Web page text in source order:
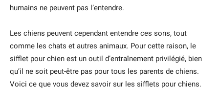
humains ne peuvent pas l’entendre.
Les chiens peuvent cependant entendre ces sons, tout
comme les chats et autres animaux. Pour cette raison, le
sifflet pour chien est un outil d’entraînement privilégié, bien
qu’il ne soit peut-être pas pour tous les parents de chiens.
Voici ce que vous devez savoir sur les sifflets pour chiens.